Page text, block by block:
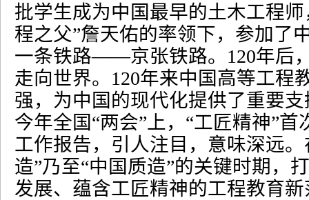
批学生成为中国最早的土木工程
程之父”詹天佑的率领下，参加了
一条铁路——京张铁路。 120年后
走向世界。 120年来中国高等工程
强，为中国的现代化提供了重要支
今年全国“两会” 上， “工匠精神”首
工作报告，引人注目，意味深远。
造”乃至“中国质造”的关键时期，
发展、蕴含工匠精神的工程教育